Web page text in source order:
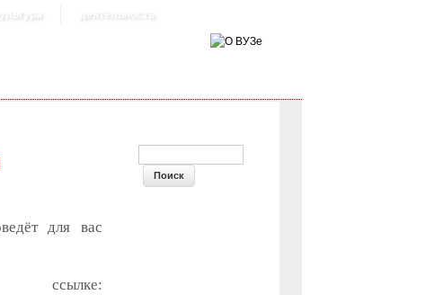
деятельность
для вас
ФОРМА ПОИСКА